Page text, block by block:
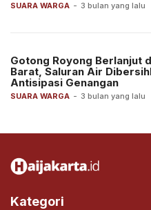
SUARA WARGA - 3 bulan yang lalu
SUARA WARGA - 3 bulan yang lalu
Gotong Royong Berlanjut
Barat, Saluran Air
Antisipasi Genangan
Kategori